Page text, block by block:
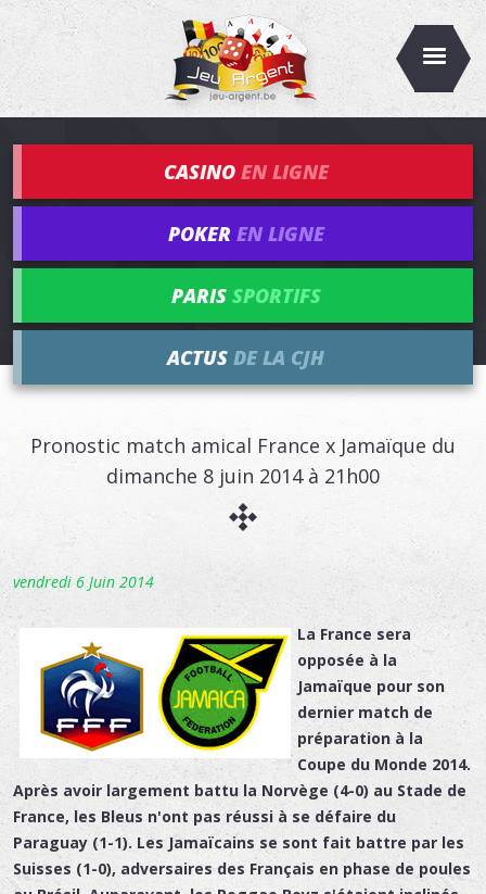
CASINO EN LIGNE
POKER EN LIGNE
PARIS SPORTIFS
ACTUS DE LA CJH
Pronostic match amical France x Jamaïque du
dimanche 8 juin 2014 à 21h00
vendredi 6 Juin 2014
La France sera
opposée à la
Jamaïque pour son
dernier match de
préparation à la
Coupe du Monde 2014.
Après avoir largement battu la Norvège (4-0) au Stade de
France, les Bleus n'ont pas réussi à se défaire du
Paraguay (1-1). Les Jamaïcains se sont fait battre par les
Suisses (1-0), adversaires des Français en phase de poules